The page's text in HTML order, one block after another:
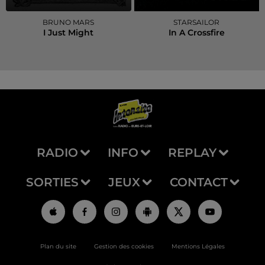
BRUNO MARS
I Just Might
STARSAILOR
In A Crossfire
RADIO INFO REPLAY
SORTIES JEUX CONTACT
Plan du site Gestion des cookies Mentions Légales